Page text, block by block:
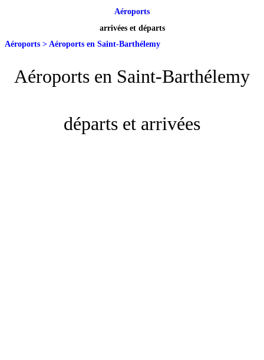
Aéroports
arrivées et départs
Aéroports > Aéroports en Saint-Barthélemy
Aéroports en Saint-Barthélemy
départs et arrivées